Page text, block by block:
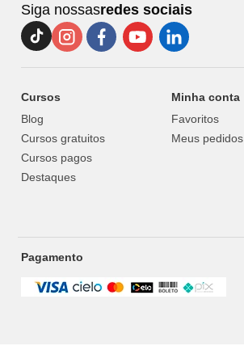
Siga nossasredes sociais
Cursos
Blog
Cursos gratuitos
Cursos pagos
Destaques
Minha conta
Favoritos
Meus pedidos
Pagamento